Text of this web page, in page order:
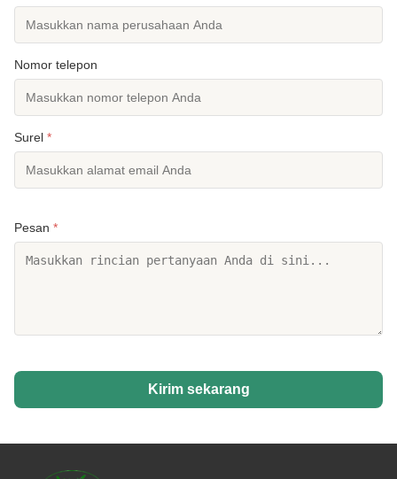
Nomor telepon
Surel *
Pesan *
Kirim sekarang